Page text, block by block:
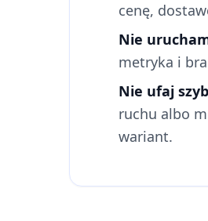
cenę,
Nie
metryka i
Nie ufaj
ruchu albo
wariant.